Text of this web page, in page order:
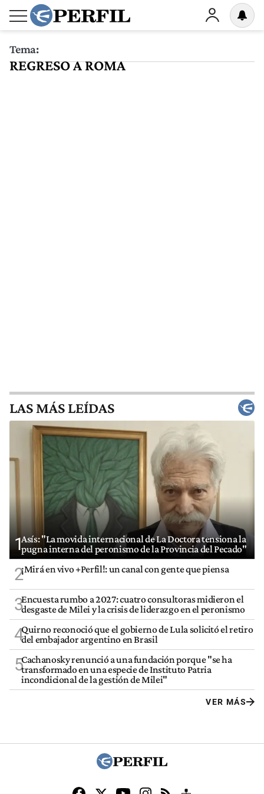
Tema:
REGRESO A ROMA
LAS MÁS LEÍDAS
1Asís: "La movida internacional de La Doctora tensiona la
pugna interna del peronismo de la Provincia del Pecado"
2¡Mirá en vivo +Perfil!: un canal con gente que piensa
3Encuesta rumbo a 2027: cuatro consultoras midieron el
desgaste de Milei y la crisis de liderazgo en el peronismo
4Quirno reconoció que el gobierno de Lula solicitó el retiro
del embajador argentino en Brasil
5Cachanosky renunció a una fundación porque "se ha
transformado en una especie de Instituto Patria
incondicional de la gestión de Milei"
VER MÁS